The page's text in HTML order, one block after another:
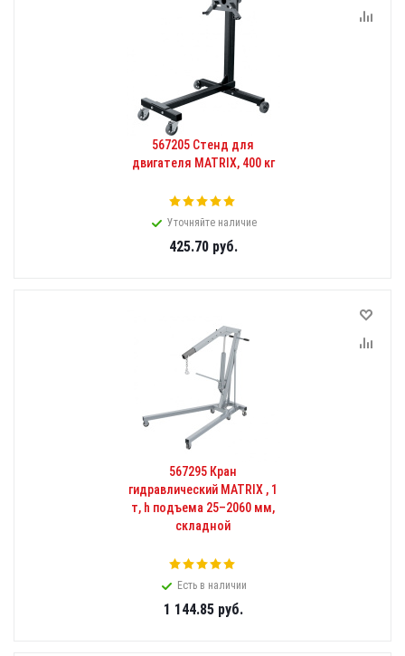
567205 Стенд для
двигателя MATRIX, 400 кг
Уточняйте наличие
425.70руб.
567295 Кран
гидравлический MATRIX , 1
т, h подъема 25–2060 мм,
складной
Есть в наличии
1 144.85руб.